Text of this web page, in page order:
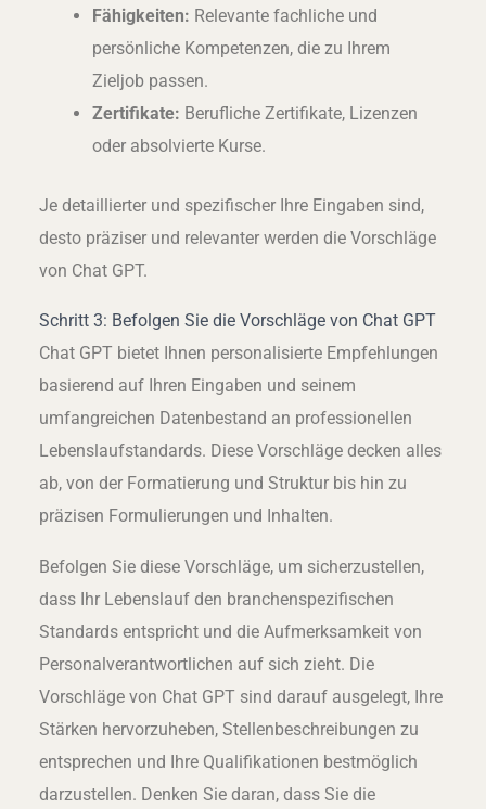
Fähigkeiten: Relevante fachliche und
persönliche Kompetenzen, die zu Ihrem
Zieljob passen.
Zertifikate: Berufliche Zertifikate, Lizenzen
oder absolvierte Kurse.
Je detaillierter und spezifischer Ihre Eingaben sind,
desto präziser und relevanter werden die Vorschläge
von Chat GPT.
Schritt 3: Befolgen Sie die Vorschläge von Chat GPT
Chat GPT bietet Ihnen personalisierte Empfehlungen
basierend auf Ihren Eingaben und seinem
umfangreichen Datenbestand an professionellen
Lebenslaufstandards. Diese Vorschläge decken alles
ab, von der Formatierung und Struktur bis hin zu
präzisen Formulierungen und Inhalten.
Befolgen Sie diese Vorschläge, um sicherzustellen,
dass Ihr Lebenslauf den branchenspezifischen
Standards entspricht und die Aufmerksamkeit von
Personalverantwortlichen auf sich zieht. Die
Vorschläge von Chat GPT sind darauf ausgelegt, Ihre
Stärken hervorzuheben, Stellenbeschreibungen zu
entsprechen und Ihre Qualifikationen bestmöglich
darzustellen. Denken Sie daran, dass Sie die